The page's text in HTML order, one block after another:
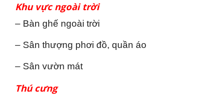
Khu vực ngoài trời
– Bàn ghế ngoài trời
– Sân thượng phơi đồ, quần áo
– Sân vườn mát
Thú cưng